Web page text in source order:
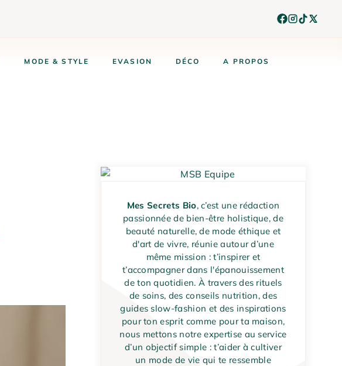
MODE & STYLE EVASION DÉCO A PROPOS
Mes Secrets Bio, c’est une rédaction
passionnée de bien-être holistique, de
beauté naturelle, de mode éthique et
d'art de vivre, réunie autour d’une
même mission : t’inspirer et
t’accompagner dans l'épanouissement
de ton quotidien. À travers des rituels
de soins, des conseils nutrition, des
guides slow-fashion et des inspirations
pour ton esprit comme pour ta maison,
nous mettons notre expertise au service
d’un objectif simple : t’aider à cultiver
un mode de vie qui te ressemble